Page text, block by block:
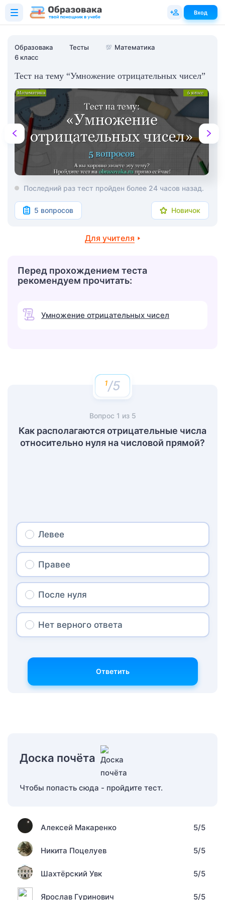
Образовака Тесты 💯 Математика
6 класс
Тест на тему “Умножение отрицательных чисел”
Последний раз тест пройден более 24 часов назад.
5 вопросов Новичок
Для учителя
Перед прохождением теста
рекомендуем прочитать:
Умножение отрицательных чисел
/5
Вопрос 1 из 5
Как располагаются отрицательные числа
относительно нуля на числовой прямой?
Левее
Правее
После нуля
Нет верного ответа
Ответить
Доска почёта
Чтобы попасть сюда - пройдите тест.
Алексей Макаренко 5/5
Никита Поцелуев 5/5
Шахтёрский Увк 5/5
Ярослав Гуринович 5/5
Вход